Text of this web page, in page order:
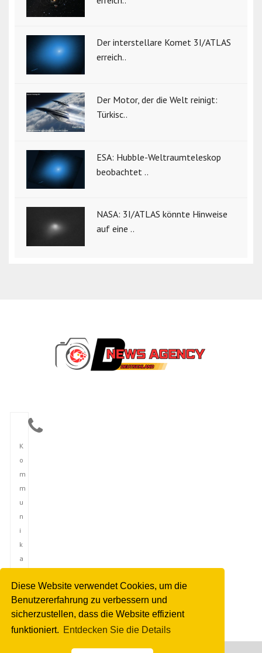
Diese Website verwendet Cookies, um die
Benutzererfahrung zu verbessern und
sicherzustellen, dass die Website effizient
funktioniert. Entdecken Sie die Details
Der interstellare Komet 3I/ATLAS
erreich..
Der Motor, der die Welt reinigt:
Türkisc..
ESA: Hubble-Weltraumteleskop
beobachtet ..
NASA: 3I/ATLAS könnte Hinweise
auf eine ..
K
o
m
m
u
n
i
k
a
i
o
n